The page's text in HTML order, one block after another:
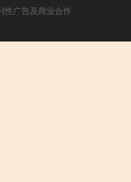
性广告及商业合作